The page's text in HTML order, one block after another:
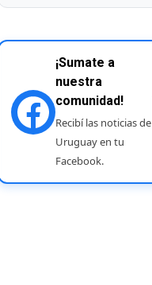
¡Sumate a
nuestra
comunidad!
Recibí las noticias de
Uruguay en tu
Facebook.